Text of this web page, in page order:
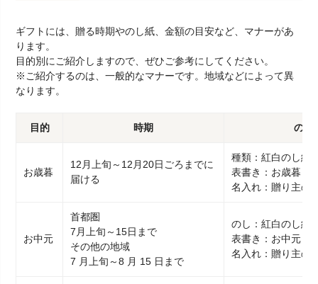
ギフトには、贈る時期やのし紙、金額の目安など、マナーがあ
ります。
目的別にご紹介しますので、ぜひご参考にしてください。
※ご紹介するのは、一般的なマナーです。地域などによって異
なります。
目的 時期 のし
お歳暮
12月上旬～12月20日ごろまでに
届ける
種類：紅白のし紙
表書き：お歳暮
名入れ：贈り主の
お中元
首都圏
7月上旬～15日まで
その他の地域
7 月上旬～8 月 15 日まで
のし：紅白のし紙
表書き：お中元
名入れ：贈り主の